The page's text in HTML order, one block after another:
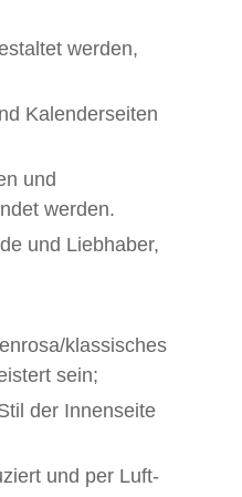
werden,
Kalenderseiten
und
werden.
und Liebhaber,
klassisches
sein;
der Innenseite
und per Luft-